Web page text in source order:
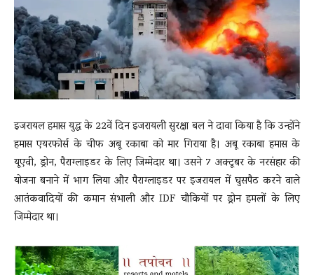
News
LIVE
इजरायल हमास युद्ध के 22वें दिन इजरायली सुरक्षा बल ने दावा किया है कि उन्होंने
हमास एयरफोर्स के चीफ अबू रकाबा को मार गिराया है। अबू रकाबा हमास के
यूएवी, ड्रोन, पैराग्लाइडर के लिए जिम्मेदार था। उसने 7 अक्टूबर के नरसंहार की
योजना बनाने में भाग लिया और पैराग्लाइडर पर इजरायल में घुसपैठ करने वाले
आतंकवादियों की कमान संभाली और IDF चौकियों पर ड्रोन हमलों के लिए
जिम्मेदार था।